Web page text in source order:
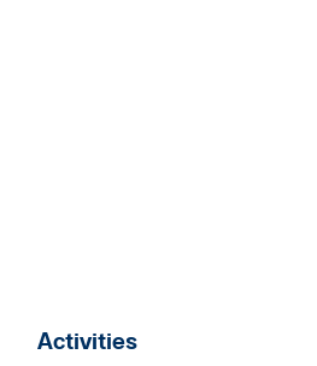
Activities